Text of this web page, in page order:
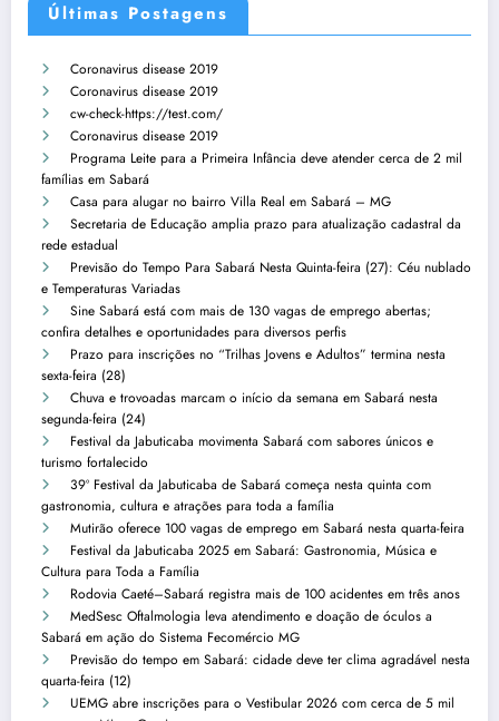
Últimas Postagens
Coronavirus disease 2019
Coronavirus disease 2019
cw-check-https://test.com/
Coronavirus disease 2019
Programa Leite para a Primeira Infância deve atender cerca de 2 mil
famílias em Sabará
Casa para alugar no bairro Villa Real em Sabará – MG
Secretaria de Educação amplia prazo para atualização cadastral da
rede estadual
Previsão do Tempo Para Sabará Nesta Quinta-feira (27): Céu nublado
e Temperaturas Variadas
Sine Sabará está com mais de 130 vagas de emprego abertas;
confira detalhes e oportunidades para diversos perfis
Prazo para inscrições no “Trilhas Jovens e Adultos” termina nesta
sexta-feira (28)
Chuva e trovoadas marcam o início da semana em Sabará nesta
segunda-feira (24)
Festival da Jabuticaba movimenta Sabará com sabores únicos e
turismo fortalecido
39º Festival da Jabuticaba de Sabará começa nesta quinta com
gastronomia, cultura e atrações para toda a família
Mutirão oferece 100 vagas de emprego em Sabará nesta quarta-feira
Festival da Jabuticaba 2025 em Sabará: Gastronomia, Música e
Cultura para Toda a Família
Rodovia Caeté–Sabará registra mais de 100 acidentes em três anos
MedSesc Oftalmologia leva atendimento e doação de óculos a
Sabará em ação do Sistema Fecomércio MG
Previsão do tempo em Sabará: cidade deve ter clima agradável nesta
quarta-feira (12)
UEMG abre inscrições para o Vestibular 2026 com cerca de 5 mil